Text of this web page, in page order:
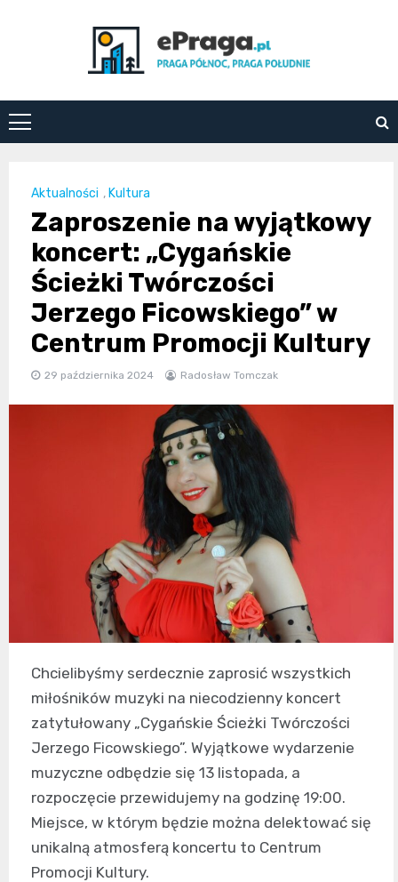
ePraga.pl
Aktualności , Kultura
Zaproszenie na wyjątkowy
koncert: „Cygańskie
Ścieżki Twórczości
Jerzego Ficowskiego” w
Centrum Promocji Kultury
29 października 2024 Radosław Tomczak
Chcielibyśmy serdecznie zaprosić wszystkich
miłośników muzyki na niecodzienny koncert
zatytułowany „Cygańskie Ścieżki Twórczości
Jerzego Ficowskiego”. Wyjątkowe wydarzenie
muzyczne odbędzie się 13 listopada, a
rozpoczęcie przewidujemy na godzinę 19:00.
Miejsce, w którym będzie można delektować się
unikalną atmosferą koncertu to Centrum
Promocji Kultury.